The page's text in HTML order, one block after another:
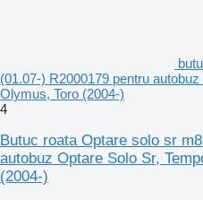
(01.07-) R2000179 pentru
Olymus, Toro (2004-)
4
Butuc roata Optare solo sr
autobuz Optare Solo Sr,
(2004-)